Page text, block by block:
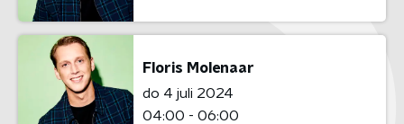
Floris Molenaar
do 4 juli 2024
04:00 - 06:00